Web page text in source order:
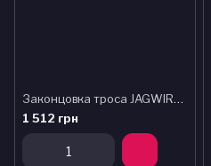
Законцовка троса JAGWIRE BOT117-C - диам. 1.8 и тоньше Silver (500шт)
1 512 грн